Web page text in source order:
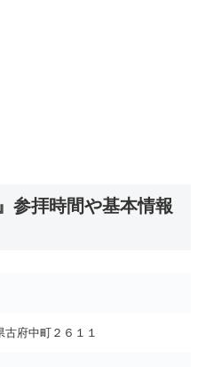
参拝時間や基本情報
古府中町２６１１